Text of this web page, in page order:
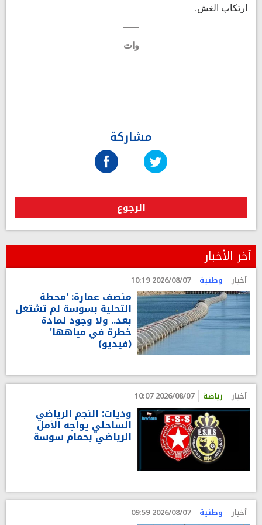
ارتكاب الغش.
وات
مشاركة
الرجوع
آخر الأخبار
أخبار وطنية 2026/08/07 10:19
منصف عمارة: 'محطة
التحلية بسوسة لم تشتغل
بعد.. ولا وجود لمادة
خطرة في مياهها'
(فيديو)
أخبار رياضة 2026/08/07 10:07
وديات: النجم الرياضي
الساحلي يواجه الأمل
الرياضي بحمام سوسة
أخبار وطنية 2026/08/07 09:59